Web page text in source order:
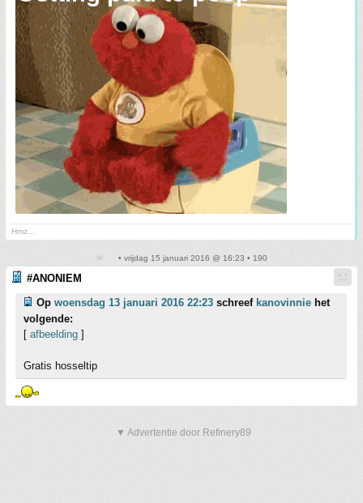
Hmz...
• vrijdag 15 januari 2016 @ 16:23 • 190
#ANONIEM
Op woensdag 13 januari 2016 22:23 schreef kanovinnie het
volgende:
[ afbeelding ]
Gratis hosseltip
▼ Advertentie door Refinery89